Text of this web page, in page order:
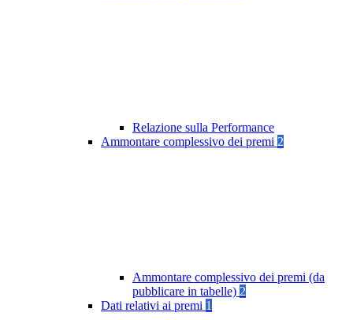
Relazione sulla Performance
Ammontare complessivo dei premi 2
Ammontare complessivo dei premi (da
pubblicare in tabelle) 2
Dati relativi ai premi 1